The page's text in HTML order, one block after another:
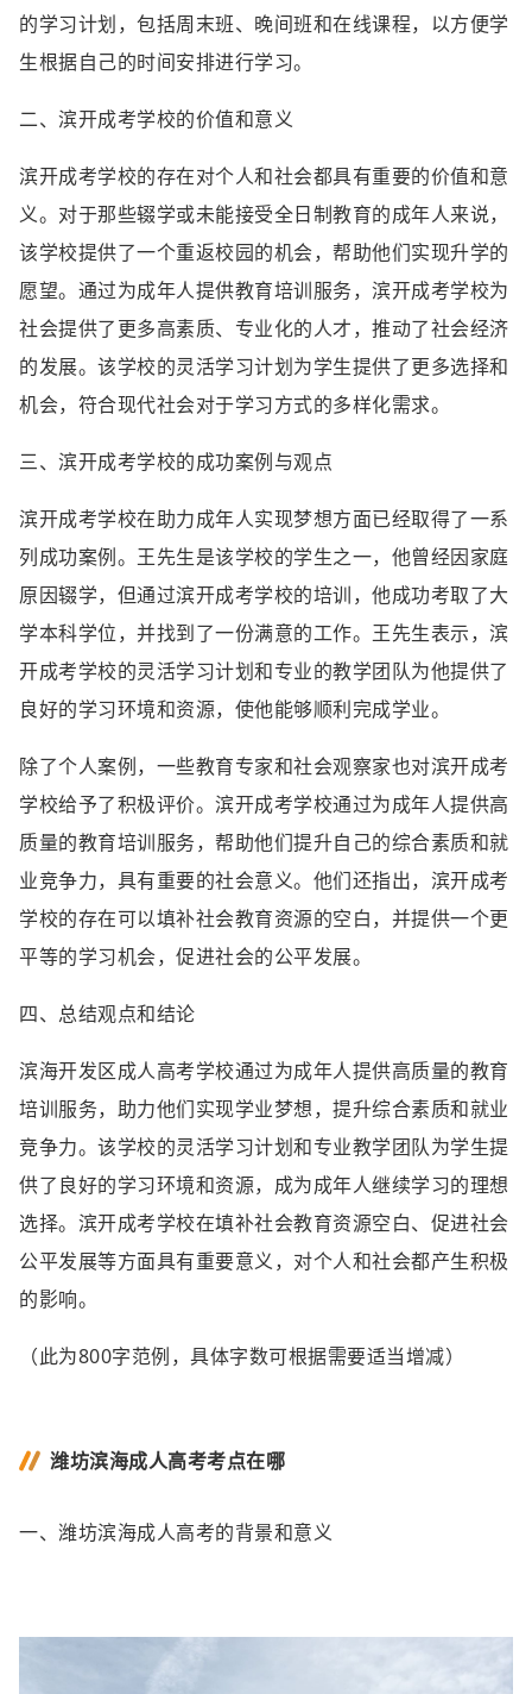
的学习计划，包括周末班、晚间班和在线课程，以方便学
生根据自己的时间安排进行学习。
二、滨开成考学校的价值和意义
滨开成考学校的存在对个人和社会都具有重要的价值和意
义。对于那些辍学或未能接受全日制教育的成年人来说，
该学校提供了一个重返校园的机会，帮助他们实现升学的
愿望。通过为成年人提供教育培训服务，滨开成考学校为
社会提供了更多高素质、专业化的人才，推动了社会经济
的发展。该学校的灵活学习计划为学生提供了更多选择和
机会，符合现代社会对于学习方式的多样化需求。
三、滨开成考学校的成功案例与观点
滨开成考学校在助力成年人实现梦想方面已经取得了一系
列成功案例。王先生是该学校的学生之一，他曾经因家庭
原因辍学，但通过滨开成考学校的培训，他成功考取了大
学本科学位，并找到了一份满意的工作。王先生表示，滨
开成考学校的灵活学习计划和专业的教学团队为他提供了
良好的学习环境和资源，使他能够顺利完成学业。
除了个人案例，一些教育专家和社会观察家也对滨开成考
学校给予了积极评价。滨开成考学校通过为成年人提供高
质量的教育培训服务，帮助他们提升自己的综合素质和就
业竞争力，具有重要的社会意义。他们还指出，滨开成考
学校的存在可以填补社会教育资源的空白，并提供一个更
平等的学习机会，促进社会的公平发展。
四、总结观点和结论
滨海开发区成人高考学校通过为成年人提供高质量的教育
培训服务，助力他们实现学业梦想，提升综合素质和就业
竞争力。该学校的灵活学习计划和专业教学团队为学生提
供了良好的学习环境和资源，成为成年人继续学习的理想
选择。滨开成考学校在填补社会教育资源空白、促进社会
公平发展等方面具有重要意义，对个人和社会都产生积极
的影响。
（此为800字范例，具体字数可根据需要适当增减）
潍坊滨海成人高考考点在哪
一、潍坊滨海成人高考的背景和意义